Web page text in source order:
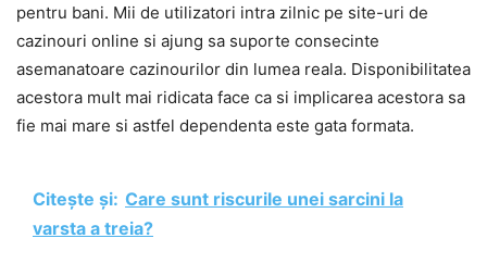
pentru bani. Mii de utilizatori intra zilnic pe site-uri de
cazinouri online si ajung sa suporte consecinte
asemanatoare cazinourilor din lumea reala. Disponibilitatea
acestora mult mai ridicata face ca si implicarea acestora sa
fie mai mare si astfel dependenta este gata formata.
Citește și: Care sunt riscurile unei sarcini la
varsta a treia?